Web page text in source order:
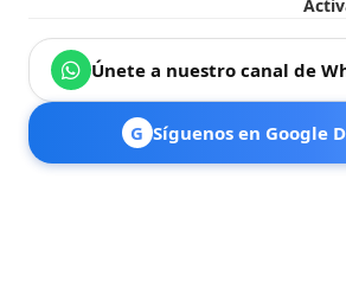
Únete a nuestro canal de
G Síguenos en Google